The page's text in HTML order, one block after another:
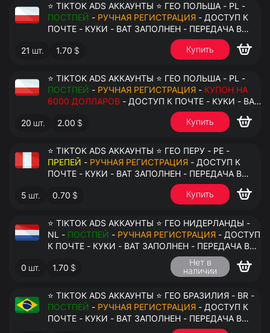
⭐ TIKTOK ADS АККАУНТЫ ⭐ ГЕО ПОЛЬША - PL -
ПОСТПЕЙ - РУЧНАЯ РЕГИСТРАЦИЯ - ДОСТУП К
ПОЧТЕ - КУКИ - ВАТ ЗАПОЛНЕН - ПЕРЕДАЧА В
21 шт. 1.70 $ Купить
⭐ TIKTOK ADS АККАУНТЫ ⭐ ГЕО ПОЛЬША - PL -
ПОСТПЕЙ - РУЧНАЯ РЕГИСТРАЦИЯ - КУПОН НА
6000 ДОЛЛАРОВ - ДОСТУП К ПОЧТЕ - КУКИ - ВАТ
ЗАПОЛНЕН - ПЕРЕДАЧА В АНТИДЕТЕКТ
20 шт. 2.00 $ Купить
⭐ TIKTOK ADS АККАУНТЫ ⭐ ГЕО ПЕРУ - PE -
ПРЕПЕЙ - РУЧНАЯ РЕГИСТРАЦИЯ - ДОСТУП К
ПОЧТЕ - КУКИ - ВАТ ЗАПОЛНЕН - ПЕРЕДАЧА В
5 шт. 0.70 $ Купить
⭐ TIKTOK ADS АККАУНТЫ ⭐ ГЕО НИДЕРЛАНДЫ -
NL - ПОСТПЕЙ - РУЧНАЯ РЕГИСТРАЦИЯ - ДОСТУП
К ПОЧТЕ - КУКИ - ВАТ ЗАПОЛНЕН - ПЕРЕДАЧА В
0 шт. 1.70 $
Нет в
наличии
⭐ TIKTOK ADS АККАУНТЫ ⭐ ГЕО БРАЗИЛИЯ - BR -
ПОСТПЕЙ - РУЧНАЯ РЕГИСТРАЦИЯ - ДОСТУП К
ПОЧТЕ - КУКИ - ВАТ ЗАПОЛНЕН - ПЕРЕДАЧА В